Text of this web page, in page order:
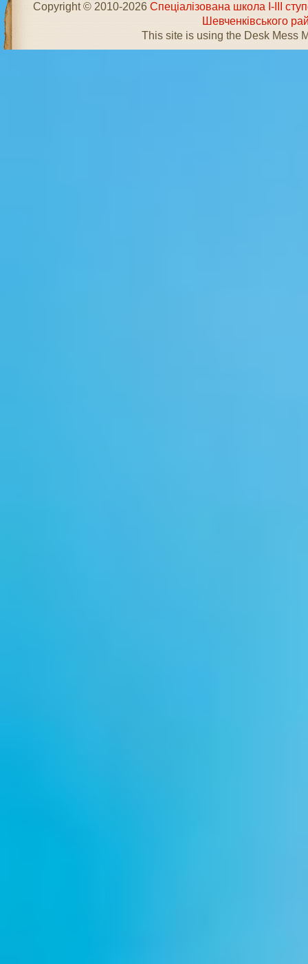
Copyright © 2010-2026Спеціалізована школа І-ІІІ
Шевченківського
This site is using the Desk Mess